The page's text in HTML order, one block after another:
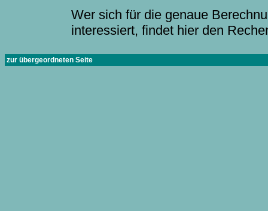
Wer sich für die genaue
interessiert, findet hier den
zur übergeordneten Seite